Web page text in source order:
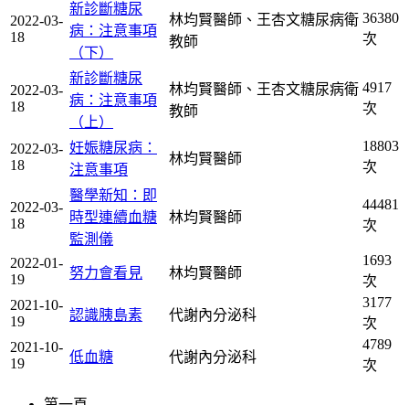
2022-03-
18
新診斷糖尿
病：注意事項
（下）
林均賢醫師、王杏文糖尿病衛
教師
36380
次
2022-03-
18
新診斷糖尿
病：注意事項
（上）
林均賢醫師、王杏文糖尿病衛
教師
4917
次
2022-03-
18
妊娠糖尿病：
注意事項
林均賢醫師
18803
次
2022-03-
18
醫學新知：即
時型連續血糖
監測儀
林均賢醫師
44481
次
2022-01-
19
努力會看見 林均賢醫師
1693
次
2021-10-
19
認識胰島素 代謝內分泌科
3177
次
2021-10-
19
低血糖 代謝內分泌科
4789
次